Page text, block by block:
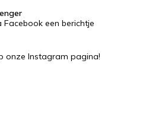
Facebook een berichtje
onze Instagram pagina!